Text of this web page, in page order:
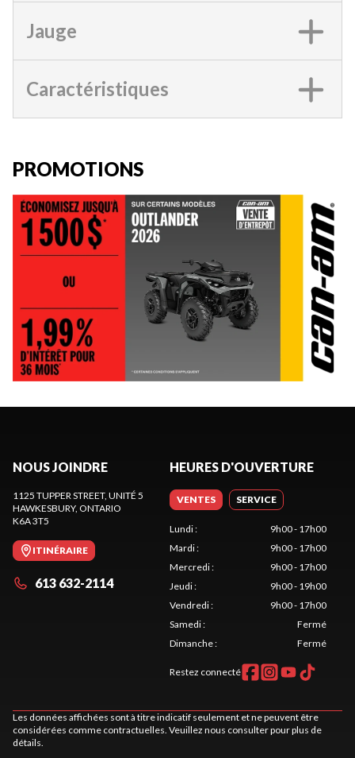
Jauge
Caractéristiques
PROMOTIONS
NOUS JOINDRE
1125 TUPPER STREET, UNITÉ 5
HAWKESBURY, ONTARIO
K6A 3T5
ITINÉRAIRE
613 632-2114
HEURES D'OUVERTURE
VENTES SERVICE
Lundi:
9h00 - 17h00
Mardi:
9h00 - 17h00
Mercredi:
9h00 - 17h00
Jeudi:
9h00 - 19h00
Vendredi:
9h00 - 17h00
Samedi:
Fermé
Dimanche: Fermé
Restez connecté
Les données affichées sont à titre indicatif seulement et ne peuvent être
considérées comme contractuelles. Veuillez nous consulter pour plus de
détails.